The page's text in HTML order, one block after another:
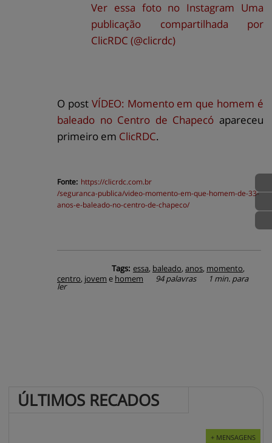
Ver essa foto no Instagram Uma
publicação compartilhada por
ClicRDC (@clicrdc)
O post VÍDEO: Momento em que homem é
baleado no Centro de Chapecó apareceu
primeiro em ClicRDC.
Fonte: https://clicrdc.com.br
/seguranca-publica/video-momento-em-que-homem-de-33-
anos-e-baleado-no-centro-de-chapeco/
Tags: essa, baleado, anos, momento,
centro, jovem e homem 94 palavras 1 min. para
ler
ÚLTIMOS RECADOS
+ MENSAGENS